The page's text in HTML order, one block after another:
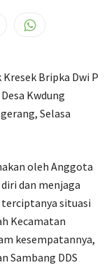
Bripka Dwi P
Kwdung
Selasa
oleh Anggota
dan menjaga
situasi
Kecamatan
kesempatannya,
Sambang DDS